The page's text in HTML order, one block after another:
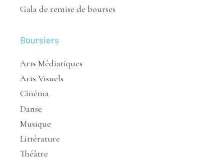
Gala de remise de bourses
Boursiers
Arts Médiatiques
Arts Visuels
Cinéma
Danse
Musique
Littérature
Théâtre